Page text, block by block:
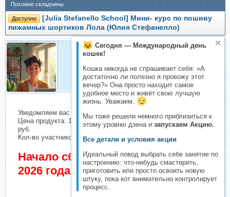
Сегодня — Международный день
кошек!
Кошка никогда не спрашивает себя: «А
достаточно ли полезно я провожу этот
вечер?» Она просто находит самое
удобное место и живёт свою лучшую
жизнь. Уважаем.
Мы тоже решили немного приблизиться к
этому уровню дзена и запускаем Акцию.
Все детали и условия акции
Идеальный повод выбрать себе занятие по
настроению: что-нибудь смастерить,
приготовить или просто освоить новую
штуку, пока кот внимательно контролирует
процесс.
Похожие складчины
Доступно
[Julia Stefanello School] Мини- курс по пошиву
пижамных шортиков Лола (Юлия Стефанелло)
Организатор складчин
Уведомляем вас о начале сбора взносов.
Цена продукта: 1690 руб. Взнос с каждого участника: 109
руб.
Кол-во участников в основном списке: 1 чел.
Начало сбора взносов 3 Июнь
2026 года